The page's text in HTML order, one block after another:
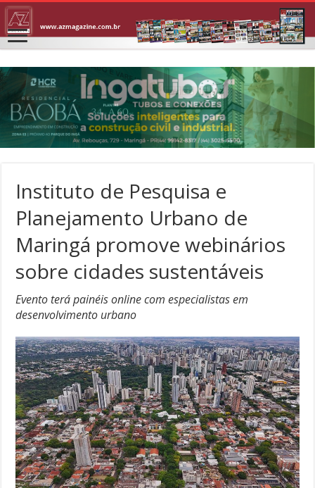
Instituto de Pesquisa e
Planejamento Urbano de
Maringá promove webinários
sobre cidades sustentáveis
Evento terá painéis online com especialistas em
desenvolvimento urbano